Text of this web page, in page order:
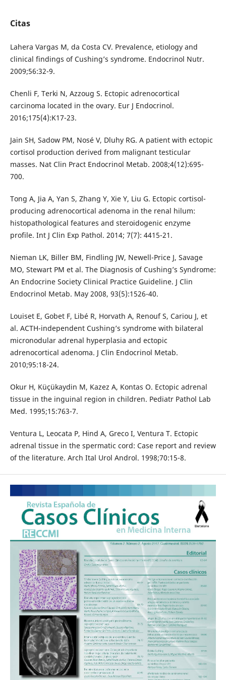
Citas
Lahera Vargas M, da Costa CV. Prevalence, etiology and
clinical findings of Cushing’s syndrome. Endocrinol Nutr.
2009;56:32-9.
Chenli F, Terki N, Azzoug S. Ectopic adrenocortical
carcinoma located in the ovary. Eur J Endocrinol.
2016;175(4):K17-23.
Jain SH, Sadow PM, Nosé V, Dluhy RG. A patient with ectopic
cortisol production derived from malignant testicular
masses. Nat Clin Pract Endocrinol Metab. 2008;4(12):695-
700.
Tong A, Jia A, Yan S, Zhang Y, Xie Y, Liu G. Ectopic cortisol-
producing adrenocortical adenoma in the renal hilum:
histopathological features and steroidogenic enzyme
profile. Int J Clin Exp Pathol. 2014; 7(7): 4415-21.
Nieman LK, Biller BM, Findling JW, Newell-Price J, Savage
MO, Stewart PM et al. The Diagnosis of Cushing’s Syndrome:
An Endocrine Society Clinical Practice Guideline. J Clin
Endocrinol Metab. May 2008, 93(5):1526-40.
Louiset E, Gobet F, Libé R, Horvath A, Renouf S, Cariou J, et
al. ACTH-independent Cushing’s syndrome with bilateral
micronodular adrenal hyperplasia and ectopic
adrenocortical adenoma. J Clin Endocrinol Metab.
2010;95:18-24.
Okur H, Küçükaydin M, Kazez A, Kontas O. Ectopic adrenal
tissue in the inguinal region in children. Pediatr Pathol Lab
Med. 1995;15:763-7.
Ventura L, Leocata P, Hind A, Greco I, Ventura T. Ectopic
adrenal tissue in the spermatic cord: Case report and review
of the literature. Arch Ital Urol Androl. 1998;70:15-8.